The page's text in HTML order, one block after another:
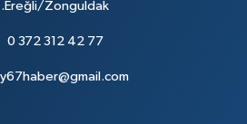
Zonguldak
0 372 312 42 77